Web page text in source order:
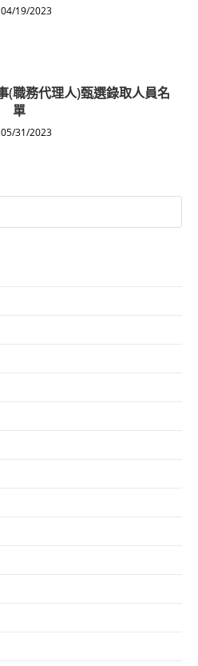
04/19/2023
(職務代理人)甄選錄取人員名
單
05/31/2023